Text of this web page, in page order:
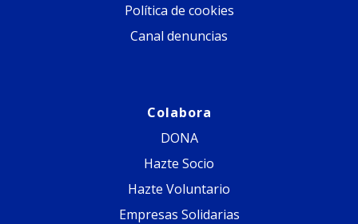
Política de cookies
Canal denuncias
Colabora
DONA
Hazte Socio
Hazte Voluntario
Empresas Solidarias